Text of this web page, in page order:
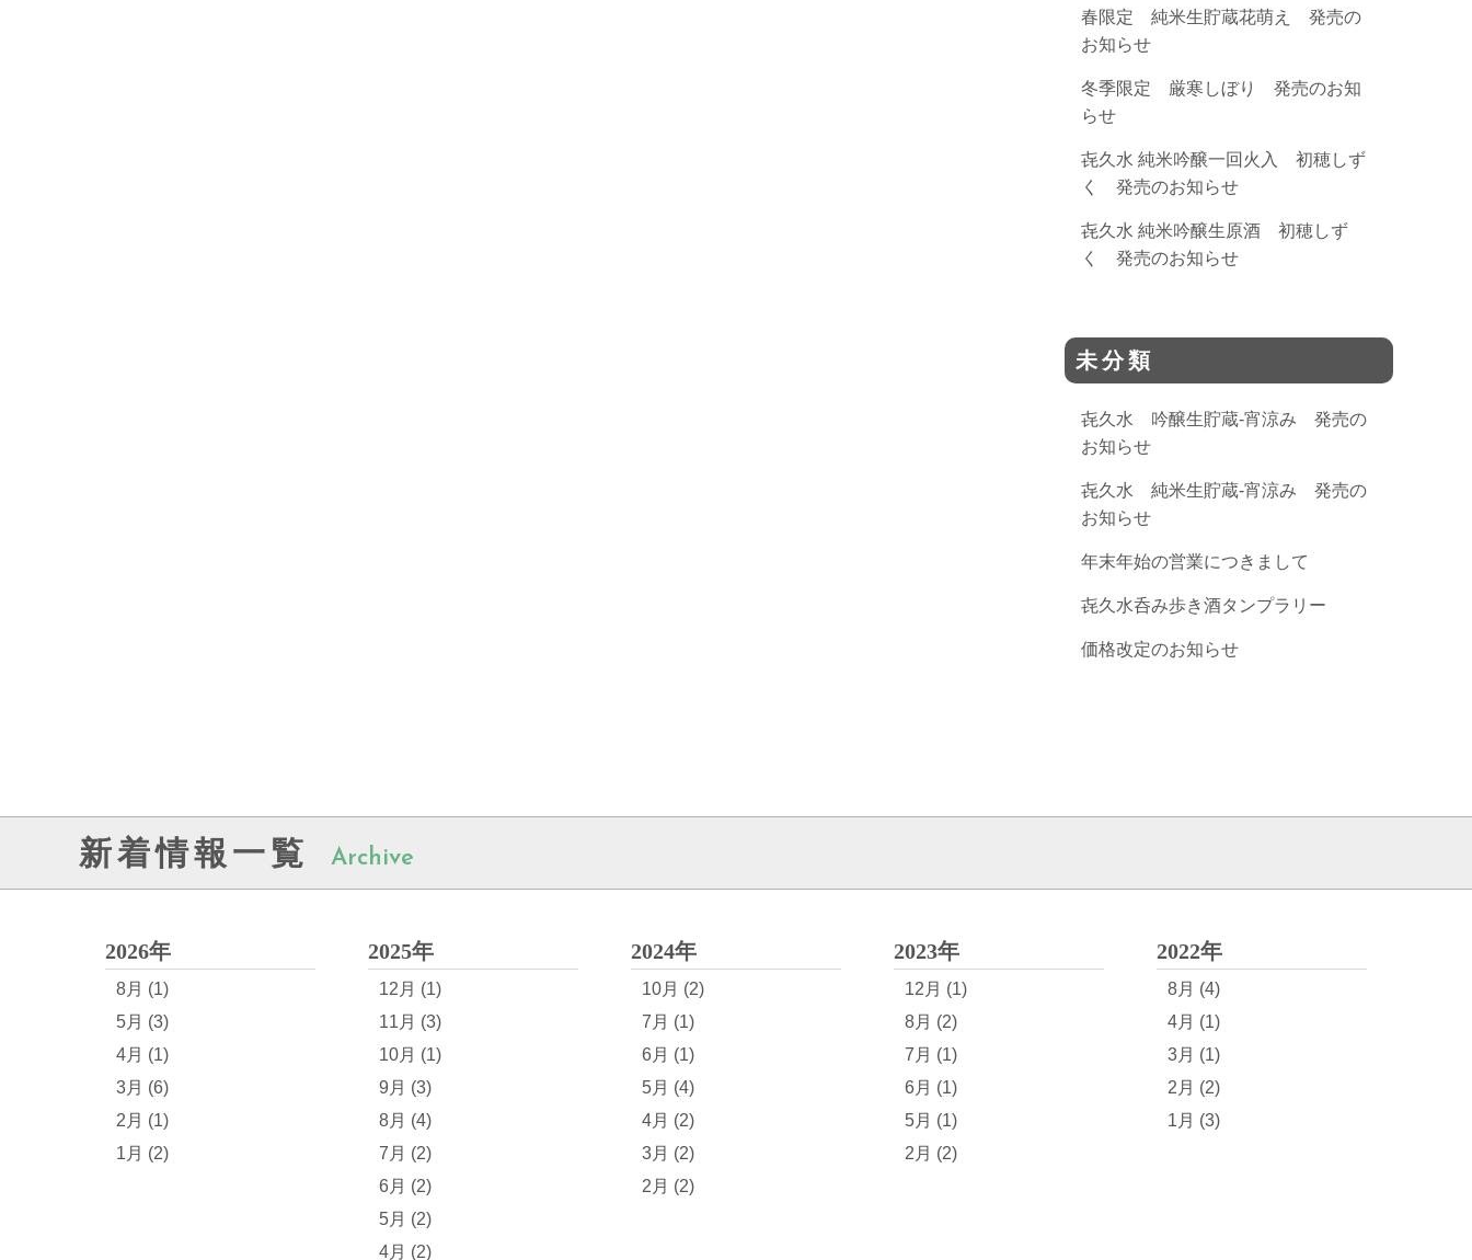
春限定 純米生貯蔵花萌え 発売の
お知らせ
冬季限定 厳寒しぼり 発売のお知
らせ
㐂久水 純米吟醸一回火入 初穂しず
く 発売のお知らせ
㐂久水 純米吟醸生原酒 初穂しず
く 発売のお知らせ
未分類
㐂久水 吟醸生貯蔵-宵涼み 発売の
お知らせ
㐂久水 純米生貯蔵-宵涼み 発売の
お知らせ
年末年始の営業につきまして
㐂久水呑み歩き酒タンプラリー
価格改定のお知らせ
新着情報一覧 Archive
2026年
8月 (1)
5月 (3)
4月 (1)
3月 (6)
2月 (1)
1月 (2)
2025年
12月 (1)
11月 (3)
10月 (1)
9月 (3)
8月 (4)
7月 (2)
6月 (2)
5月 (2)
4月 (2)
2024年
10月 (2)
7月 (1)
6月 (1)
5月 (4)
4月 (2)
3月 (2)
2月 (2)
2023年
12月 (1)
8月 (2)
7月 (1)
6月 (1)
5月 (1)
2月 (2)
2022年
8月 (4)
4月 (1)
3月 (1)
2月 (2)
1月 (3)